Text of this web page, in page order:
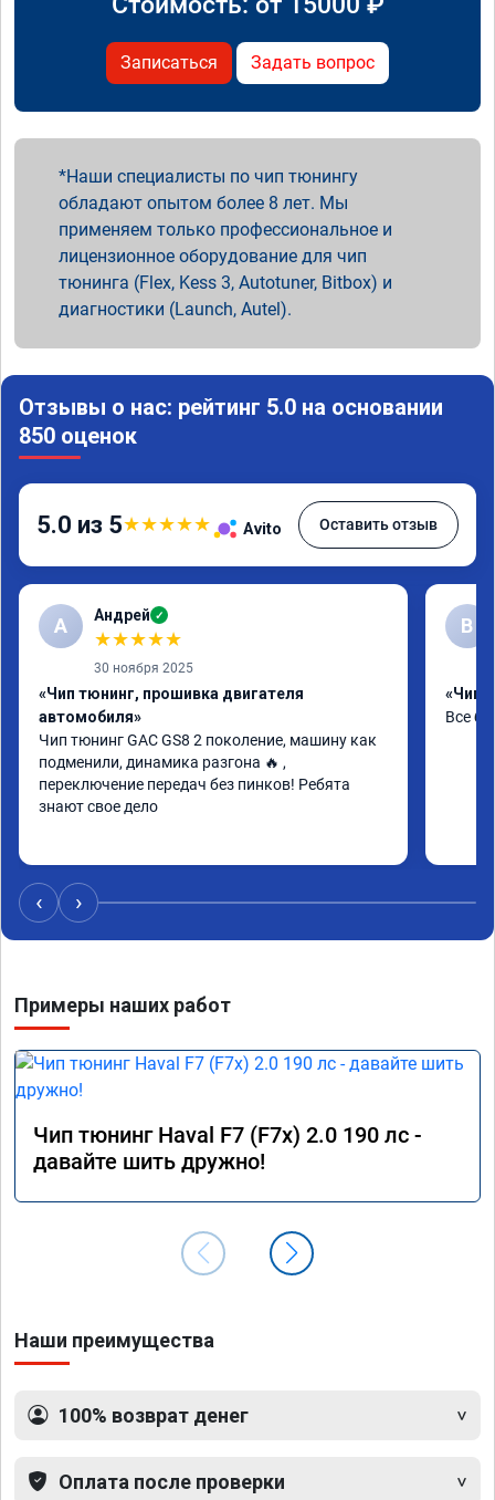
Записаться Задать вопрос
Наши специалисты по чип тюнингу
обладают опытом более 8 лет. Мы
применяем только профессиональное и
лицензионное оборудование для чип
тюнинга (Flex, Kess 3, Autotuner, Bitbox) и
диагностики (Launch, Autel).
Отзывы о нас: рейтинг 5.0 на основании
850 оценок
5.0 из 5★★★★★ Avito Оставить отзыв
А Андрей ✓
★★★★★
30 ноября 2025
«Чип тюнинг, прошивка двигателя
автомобиля»
Чип тюнинг GAC GS8 2 поколение, машину как
подменили, динамика разгона 🔥 ,
переключение передач без пинков! Ребята
знают свое дело
В
«Чип
Все
‹ ›
Примеры наших работ
Чип тюнинг Haval F7 (F7x) 2.0 190 лс -
давайте шить дружно!
Наши преимущества
100% возврат денег
Оплата после проверки